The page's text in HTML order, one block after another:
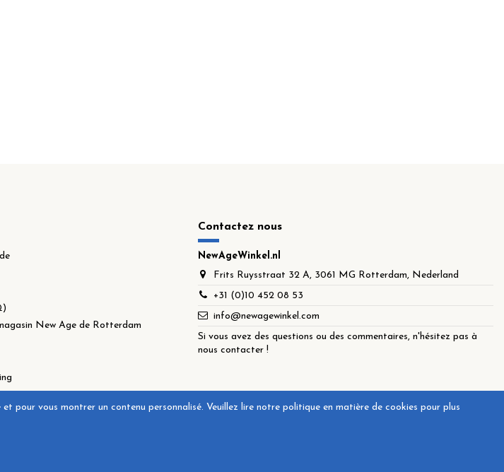
New Age de Rotterdam
Contactez nous
NewAgeWinkel.nl
Frits Ruysstraat 32 A, 3061 MG Rotterdam, Nederland
+31 (0)10 452 08 53
info@newagewinkel.com
Si vous avez des questions ou des commentaires, n'hésitez pas à
nous contacter !
pour vous montrer un contenu personnalisé. Veuillez lire notre politique en matière de cookies pour plus